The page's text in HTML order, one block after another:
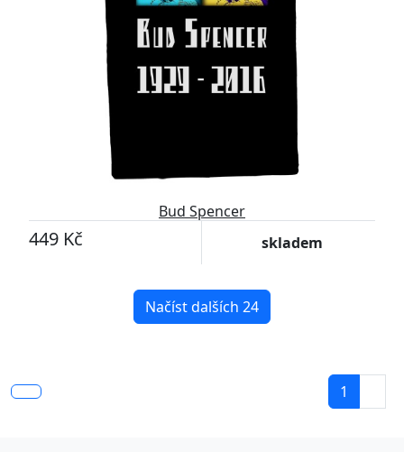
Bud Spencer
449 Kč skladem
Načíst dalších 24
1